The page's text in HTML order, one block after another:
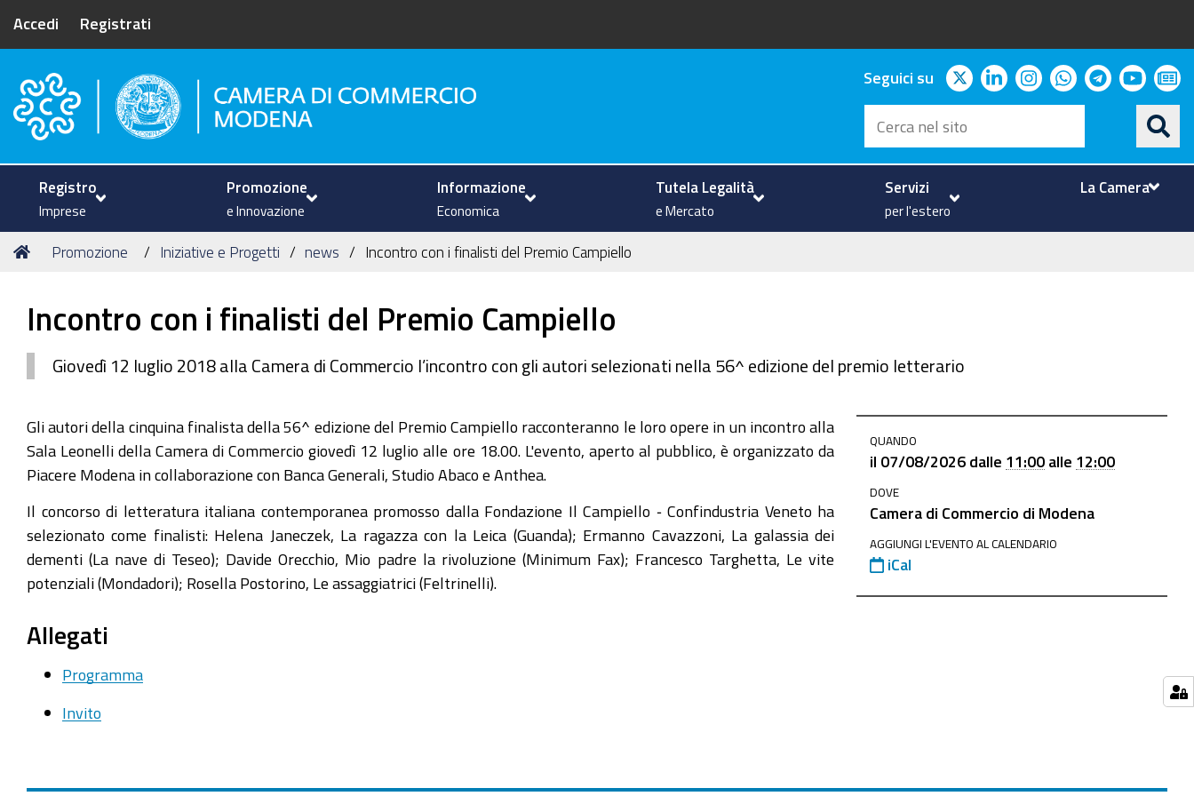
Accedi Registrati
Camera di Commercio di Modena
Seguici su twitterlinkedininstagram
whatsapp
telegram
Cerca
nel
sito
Registro
Imprese
Promozione
e Innovazione
Informazione
Economica
Tutela Legalità
e Mercato
Servizi
per l'estero
La Camera
Tu
Home
Promozione Iniziative e Progetti news Incontro con i finalisti del Premio Campiello
Incontro con i finalisti del Premio Campiello
Giovedì 12 luglio 2018 alla Camera di Commercio l’incontro con gli autori selezionati nella 56^ edizione del premio letterario
https://www.mo.camcom.it/promozione/iniziative-
e-
progetti/news/incontro-
i-
finalisti-
del-
premio-
Incontro
con
finalisti
Campiello
QUANDO
il 07/08/2026 dalle 11:00 alle 12:00
DOVE
Camera di Commercio di Modena
AGGIUNGI L'EVENTO AL CALENDARIO
iCal
Gli autori della cinquina finalista della 56^ edizione del Premio Campiello racconteranno le loro opere in un incontro alla
Sala Leonelli della Camera di Commercio giovedì 12 luglio alle ore 18.00. L'evento, aperto al pubblico, è organizzato da
Piacere Modena in collaborazione con Banca Generali, Studio Abaco e Anthea.
Il concorso di letteratura italiana contemporanea promosso dalla Fondazione Il Campiello ‐ Confindustria Veneto ha
selezionato come finalisti: Helena Janeczek, La ragazza con la Leica (Guanda); Ermanno Cavazzoni, La galassia dei
dementi (La nave di Teseo); Davide Orecchio, Mio padre la rivoluzione (Minimum Fax); Francesco Targhetta, Le vite
potenziali (Mondadori); Rosella Postorino, Le assaggiatrici (Feltrinelli).
Allegati
Programma
Invito